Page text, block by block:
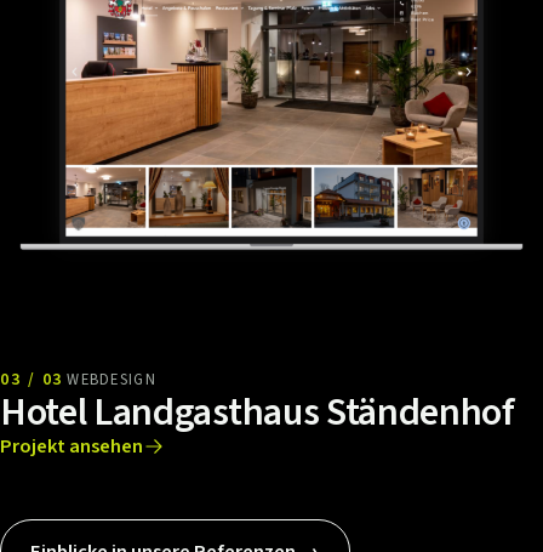
03 / 03 WEBDESIGN
Hotel Landgasthaus Ständenhof
Projekt ansehen